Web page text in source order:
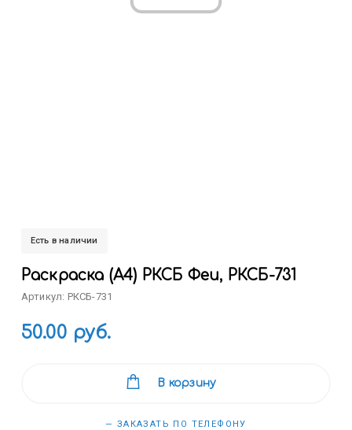
Есть в наличии
Раскраска (А4) РКСБ Феи, РКСБ-731
Артикул: РКСБ-731
50.00 руб.
В корзину
— ЗАКАЗАТЬ ПО ТЕЛЕФОНУ